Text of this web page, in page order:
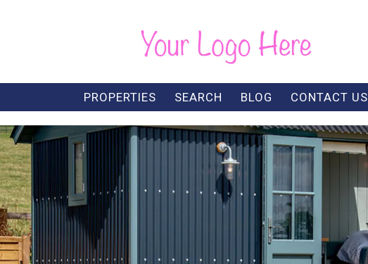
PROPERTIES SEARCH BLOG CONTACT US